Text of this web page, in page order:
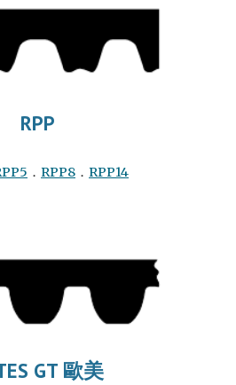
RPP
． RPP8 ． RPP14
GT 歐美